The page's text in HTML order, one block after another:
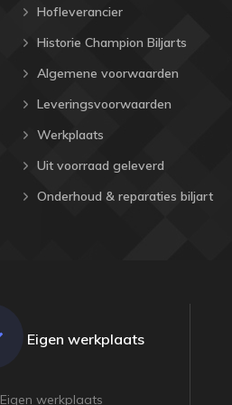
Hofleverancier
Historie Champion Biljarts
Algemene voorwaarden
Leveringsvoorwaarden
Werkplaats
Uit voorraad geleverd
Onderhoud & reparaties biljart
Eigen werkplaats
Eigen werkplaats